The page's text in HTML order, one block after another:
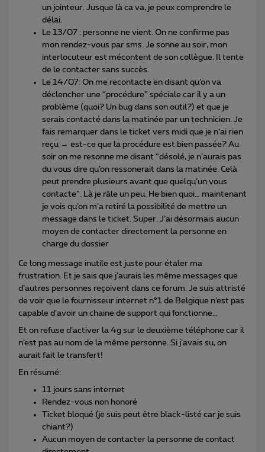
un jointeur. Jusque là ca va, je peux comprendre le
délai.
Le 13/07 : personne ne vient. On ne confirme pas
mon rendez-vous par sms. Je sonne au soir, mon
interlocuteur est mécontent de son collègue. Il tente
de le contacter sans succès.
Le 14/07: On me recontacte en disant qu’on va
déclencher une “procédure” spéciale car il y a un
problème (quoi? Un bug dans son outil?) et que je
serais contacté dans la matinée par un technicien. Je
fais remarquer dans le ticket vers midi que je n’ai rien
reçu → est-ce que la procédure est bien passée? Au
soir on me resonne me disant “désolé, je n’aurais pas
du vous dire qu’on ressonerait dans la matinée. Celà
peut prendre plusieurs avant que quelqu’un vous
contacte”. Là je râle un peu. He bien quoi… maintenant
je vois qu’on m’a retiré la possibilité de mettre un
message dans le ticket. Super. J’ai désormais aucun
moyen de contacter directement la personne en
charge du dossier
Ce long message inutile est juste pour étaler ma
frustration. Et je sais que j’aurais les même messages que
d’autres personnes reçoivent dans ce forum. Je suis attristé
de voir que le fournisseur internet n°1 de Belgique n’est pas
capable d’avoir un chaine de support qui fonctionne…
Et on refuse d’activer la 4g sur le deuxième téléphone car il
n’est pas au nom de la même personne. Si j’avais su, on
aurait fait le transfert!
En résumé:
11 jours sans internet
Rendez-vous non honoré
Ticket bloqué (je suis peut être black-listé car je suis
chiant?)
Aucun moyen de contacter la personne de contact